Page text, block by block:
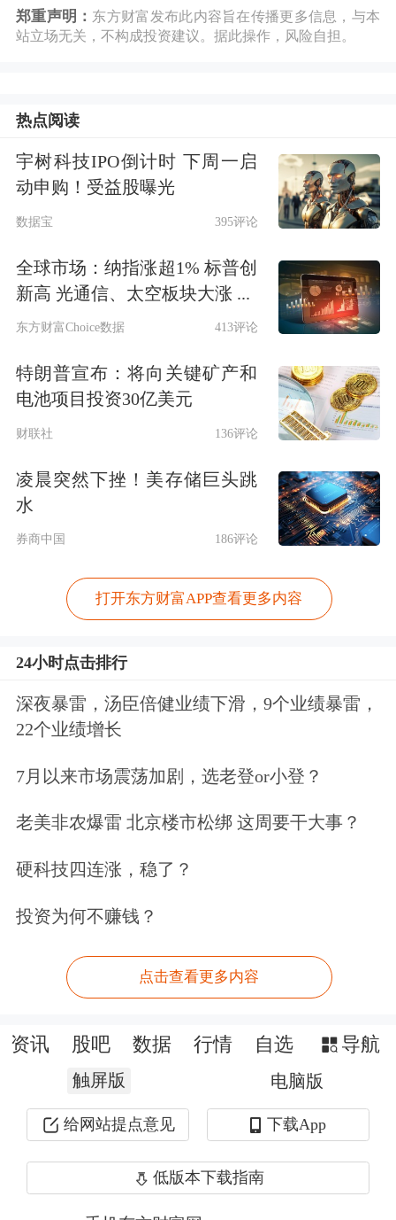
郑重声明： 东方财富发布此内容旨在传播更多信息，与本
站立场无关，不构成投资建议。据此操作，风险自担。
热点阅读
宇树科技IPO倒计时 下周一启
动申购！受益股曝光
数据宝 395评论
全球市场：纳指涨超1% 标普创
新高 光通信、太空板块大涨 ...
东方财富Choice数据 413评论
特朗普宣布：将向关键矿产和
电池项目投资30亿美元
财联社 136评论
凌晨突然下挫！美存储巨头跳
水
券商中国 186评论
打开东方财富APP查看更多内容
24小时点击排行
深夜暴雷，汤臣倍健业绩下滑，9个业绩暴雷，
22个业绩增长
7月以来市场震荡加剧，选老登or小登？
老美非农爆雷 北京楼市松绑 这周要干大事？
硬科技四连涨，稳了？
投资为何不赚钱？
点击查看更多内容
资讯 股吧 数据 行情 自选 导航
触屏版 电脑版
给网站提点意见 下载App
低版本下载指南